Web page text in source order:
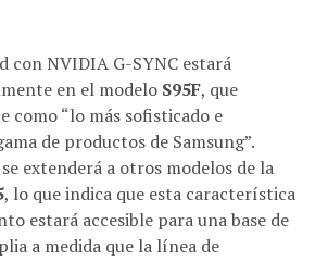
en el modeloS95F, que
como “lo más sofisticado e
de productos de Samsung”.
extenderá a otros modelos de la
, lo que indica que esta característica
estará accesible para una base de
a medida que la línea de